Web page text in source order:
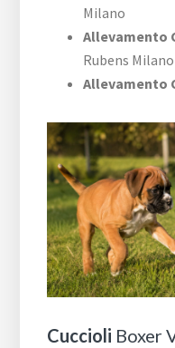
Milano
Allevamento
Rubens Milano
Allevamento
Cuccioli Boxer